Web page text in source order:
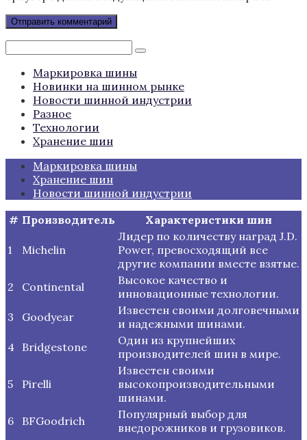
Поиск:
Маркировка шины
Новинки на шинном рынке
Новости шинной индустрии
Разное
Технологии
Хранение шин
Маркировка шины
Хранение шин
Новости шинной индустрии
# Производитель Характеристики шин
1 Michelin
Лидер по количеству наград J.D.
Power, превосходящий все
другие компании вместе взятые.
2
Continental
Высокое качество и
инновационные технологии.
3
Goodyear
Известен своими долговечными
и надежными шинами.
4 Bridgestone
Один из крупнейших
производителей шин в мире.
5 Pirelli
Известен своими
высокопроизводительными
шинами.
6
BFGoodrich
Популярный выбор для
внедорожников и грузовиков.